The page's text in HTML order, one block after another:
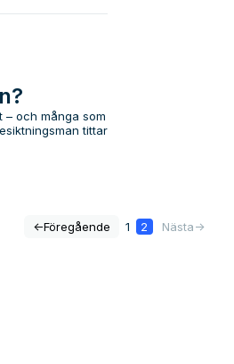
– och många som
tittar
<-Föregående 1 2 Nästa->